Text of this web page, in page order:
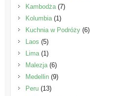
Kambodża(7)
Kolumbia(1)
Kuchnia w Podróży(6)
Laos (5)
Lima(1)
Malezja(6)
Medellin(9)
Peru(13)